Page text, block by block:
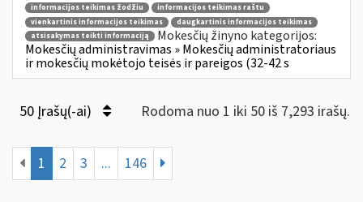
informacijos teikimas žodžiu
informacijos teikimas raštu
vienkartinis informacijos teikimas
daugkartinis informacijos teikimas
atsisakymas teikti informaciją
Mokesčių žinyno kategorijos:
Mokesčių administravimas » Mokesčių administratoriaus
ir mokesčių mokėtojo teisės ir pareigos (32-42 s
50 Įrašų(-ai) Rodoma nuo 1 iki 50 iš 7,293 irašų.
1 2 3 ... 146